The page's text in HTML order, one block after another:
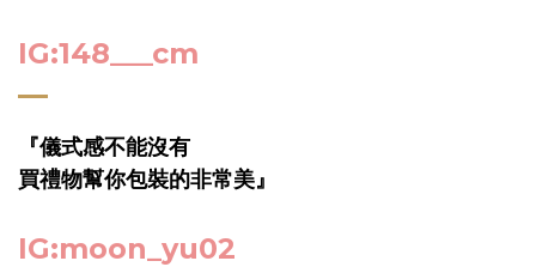
IG:148___cm
『儀式感不能沒有
買禮物幫你包裝的非常美』
IG:moon_yu02